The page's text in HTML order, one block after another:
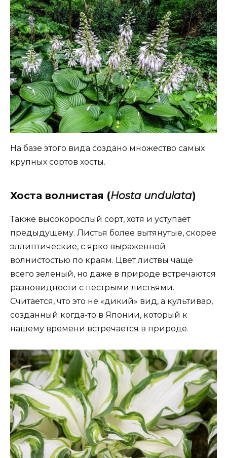
На базе этого вида создано множество самых
крупных сортов хосты.
Хоста волнистая (Нosta undulata)
Также высокорослый сорт, хотя и уступает
предыдущему. Листья более вытянутые, скорее
эллиптические, с ярко выраженной
волнистостью по краям. Цвет листвы чаще
всего зеленый, но даже в природе встречаются
разновидности с пестрыми листьями.
Считается, что это не «дикий» вид, а культивар,
созданный когда-то в Японии, который к
нашему времени встречается в природе.